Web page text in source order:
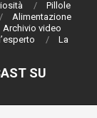
Pillole
Alimentazione
Archivio video
La
SU